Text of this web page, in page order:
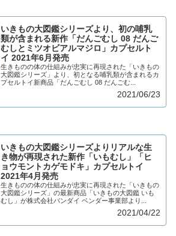
いきもの大図鑑シリーズより、初の哺乳
類が含まれる新作「だんごむし 08 だんご
むしとミツオビアルマジロ」カプセルト
イ 2021年6月発売
生きものの体の仕組みが忠実に再現された「いきもの
大図鑑シリーズ」より、初となる哺乳類が含まれるカ
プセルトイ新商品「だんごむし 08 だんごむ...
2021/06/23
いきもの大図鑑シリーズよりリアルな生
き物が再現された新作「いもむし」「ヒ
ョウモントカゲモドキ」カプセルトイ
2021年4月発売
生きものの体の仕組みが忠実に再現された「いきもの
大図鑑シリーズ」の最新商品「いきもの大図鑑 いも
むし」が株式会社バンダイ ベンダー事業部より...
2021/04/22